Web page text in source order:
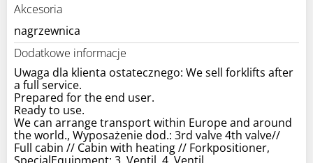
Akcesoria
nagrzewnica
Dodatkowe informacje
Uwaga dla klienta ostatecznego: We sell forklifts after
a full service.
Prepared for the end user.
Ready to use.
We can arrange transport within Europe and around
the world., Wyposażenie dod.: 3rd valve 4th valve//
Full cabin // Cabin with heating // Forkpositioner,